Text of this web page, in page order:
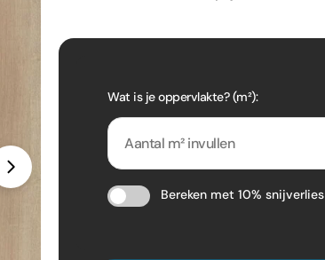
Wat is je oppervlakte? (m²):
Bereken met 10% snijverlies